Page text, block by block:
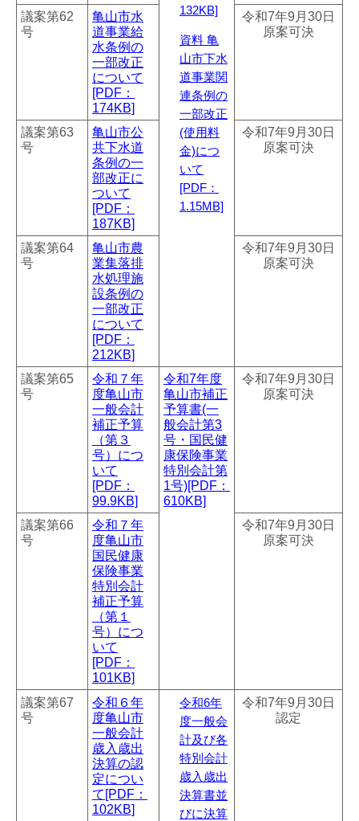
132KB]
資料 亀
山市下水
道事業関
連条例の
一部改正
(使用料
金)につ
いて
[PDF：
1.15MB]
議案第62
号
亀山市水
道事業給
水条例の
一部改正
について
[PDF：
174KB]
令和7年9月30日
原案可決
議案第63
号
亀山市公
共下水道
条例の一
部改正に
ついて
[PDF：
187KB]
令和7年9月30日
原案可決
議案第64
号
亀山市農
業集落排
水処理施
設条例の
一部改正
について
[PDF：
212KB]
令和7年9月30日
原案可決
議案第65
号
令和７年
度亀山市
一般会計
補正予算
（第３
号）につ
いて
[PDF：
99.9KB]
令和7年度
亀山市補正
予算書(一
般会計第3
号・国民健
康保険事業
特別会計第
1号)[PDF：
610KB]
令和7年9月30日
原案可決
議案第66
号
令和７年
度亀山市
国民健康
保険事業
特別会計
補正予算
（第１
号）につ
いて
[PDF：
101KB]
令和7年9月30日
原案可決
議案第67
号
令和６年
度亀山市
一般会計
歳入歳出
決算の認
定につい
て[PDF：
102KB]
令和6年
度一般会
計及び各
特別会計
歳入歳出
決算書並
びに決算
令和7年9月30日
認定